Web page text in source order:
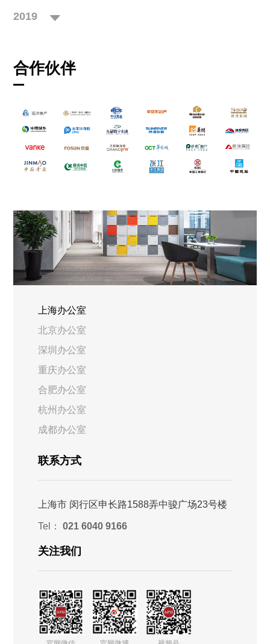
2019
合作伙伴
上海办公室
北京办公室
深圳办公室
重庆办公室
合肥办公室
杭州办公室
成都办公室
联系方式
上海市 闵行区申长路1588弄中骏广场23号楼
Tel： 021 6040 9166
关注我们